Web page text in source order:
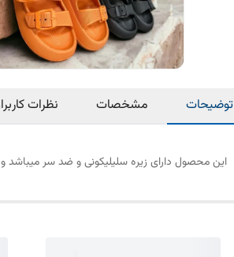
توضیحات مشخصات نظرات
این محصول دارای زیره سلیلیکونی و ضد سر